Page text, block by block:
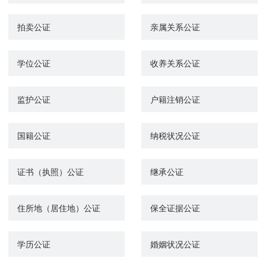
拍卖公证 亲属关系公证
学位公证 收养关系公证
监护公证 户籍注销公证
国籍公证 纳税状况公证
证书（执照）公证 继承公证
住所地（居住地）公证 保全证据公证
学历公证 婚姻状况公证